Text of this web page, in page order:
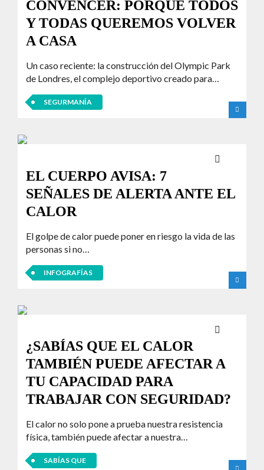
CONVENCER: PORQUE TODOS
Y TODAS QUEREMOS VOLVER
A CASA
Un caso reciente: la construcción del Olympic Park
de Londres, el complejo deportivo creado para…
SEGURMANÍA
EL CUERPO AVISA: 7
SEÑALES DE ALERTA ANTE EL
CALOR
El golpe de calor puede poner en riesgo la vida de las
personas si no…
INFOGRAFÍAS
¿SABÍAS QUE EL CALOR
TAMBIÉN PUEDE AFECTAR A
TU CAPACIDAD PARA
TRABAJAR CON SEGURIDAD?
El calor no solo pone a prueba nuestra resistencia
física, también puede afectar a nuestra…
SABÍAS QUE